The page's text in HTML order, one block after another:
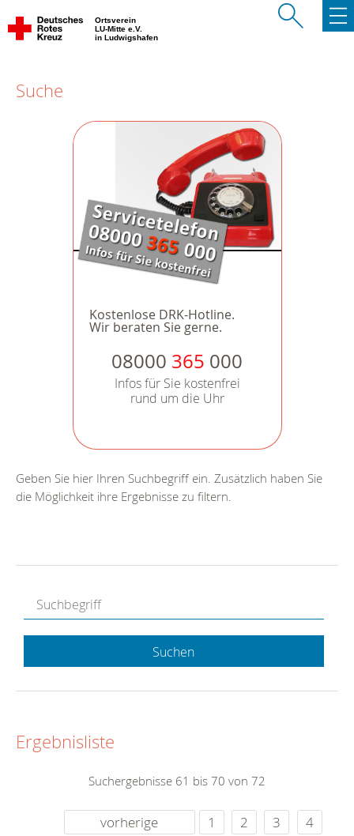
Ortsverein
LU-Mitte e.V.
in Ludwigshafen
Suche
Kostenlose DRK-Hotline.
Wir beraten Sie gerne.
08000 365 000
Infos für Sie kostenfrei
rund um die Uhr
Geben Sie hier Ihren Suchbegriff ein. Zusätzlich haben Sie
die Möglichkeit ihre Ergebnisse zu filtern.
Suchen
Ergebnisliste
Suchergebnisse 61 bis 70 von 72
vorherige 1 2 3
4